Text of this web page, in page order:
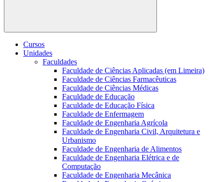
Buscar
Cursos
Unidades
Faculdades
Faculdade de Ciências Aplicadas (em Limeira)
Faculdade de Ciências Farmacêuticas
Faculdade de Ciências Médicas
Faculdade de Educação
Faculdade de Educação Física
Faculdade de Enfermagem
Faculdade de Engenharia Agrícola
Faculdade de Engenharia Civil, Arquitetura e
Urbanismo
Faculdade de Engenharia de Alimentos
Faculdade de Engenharia Elétrica e de
Computação
Faculdade de Engenharia Mecânica